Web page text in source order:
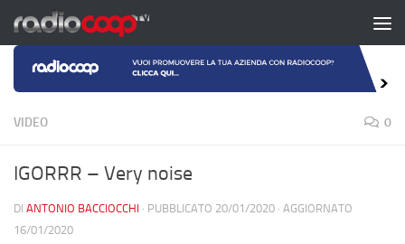
Salta al contenuto
VIDEO 0
IGORRR – Very noise
DI ANTONIO BACCIOCCHI · PUBBLICATO 20/01/2020 · AGGIORNATO
16/01/2020